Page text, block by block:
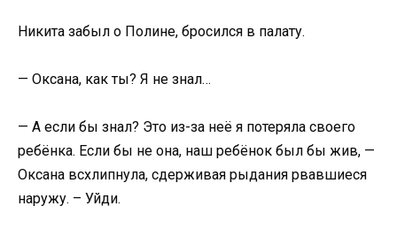
Никита забыл о Полине, бросился в палату.
— Оксана, как ты? Я не знал…
— А если бы знал? Это из-за неё я потеряла своего
ребёнка. Если бы не она, наш ребёнок был бы жив, —
Оксана всхлипнула, сдерживая рыдания рвавшиеся
наружу. – Уйди.